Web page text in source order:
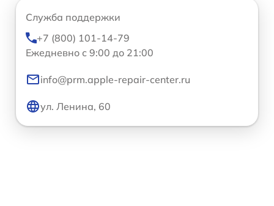
Служба поддержки
+7 (800) 101-14-79
Ежедневно с 9:00 до 21:00
info@prm.apple-repair-center.ru
ул. Ленина, 60